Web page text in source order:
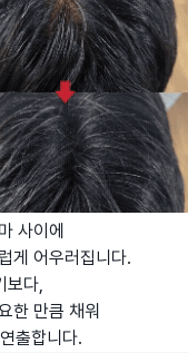
사이에
게 어우러집니다.
보다,
한 만큼 채워
출합니다.